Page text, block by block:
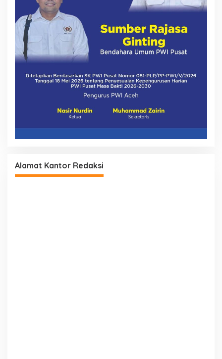
Alamat Kantor Redaksi